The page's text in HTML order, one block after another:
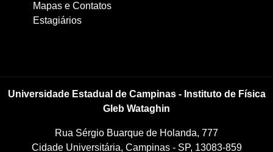
Mapas e Contatos
Estagiários
Universidade Estadual de Campinas - Instituto de Física
Gleb Wataghin
Rua Sérgio Buarque de Holanda, 777
Cidade Universitária, Campinas - SP, 13083-859